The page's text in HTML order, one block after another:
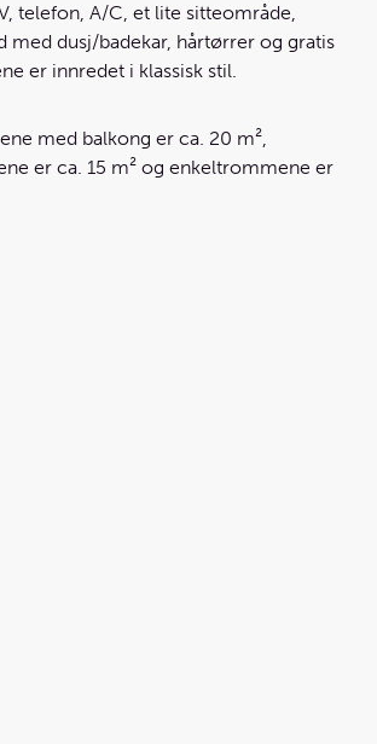
telefon, A/C, et lite sitteområde,
med dusj/badekar, hårtørrer og gratis
er innredet i klassisk stil.
med balkong er ca. 20 m²,
er ca. 15 m² og enkeltrommene er